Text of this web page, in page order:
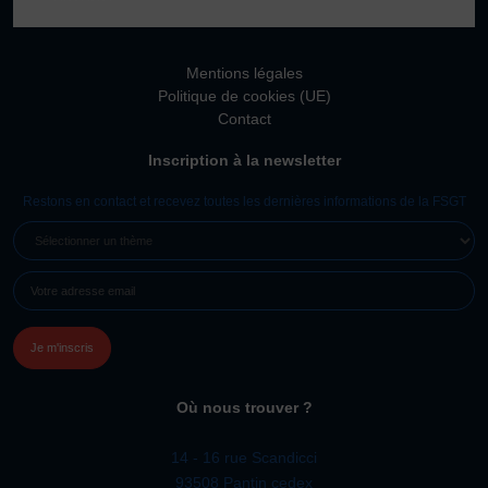
Vivicittà
Réaffiliation
Prise de licence
JE SOUHAITE TROUVER UN COMITÉ
JE SOUHAITE ADHÉRER
Affiliation
Honorabilité
Certificat Médical
Mentions légales
Politique de cookies (UE)
Contact
Inscription à la newsletter
Restons en contact et recevez toutes les dernières informations de la FSGT
UN
(NÉCESSAIRE)
MAIL
Où nous trouver ?
14 - 16 rue Scandicci
93508 Pantin cedex